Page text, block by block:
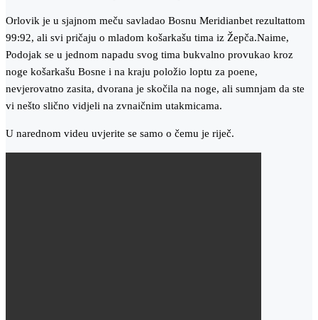
Orlovik je u sjajnom meču savladao Bosnu Meridianbet rezultattom
99:92, ali svi pričaju o mladom košarkašu tima iz Žepča.Naime,
Podojak se u jednom napadu svog tima bukvalno provukao kroz
noge košarkašu Bosne i na kraju položio loptu za poene,
nevjerovatno zasita, dvorana je skočila na noge, ali sumnjam da ste
vi nešto slično vidjeli na zvnaičnim utakmicama.
U narednom videu uvjerite se samo o čemu je riječ.